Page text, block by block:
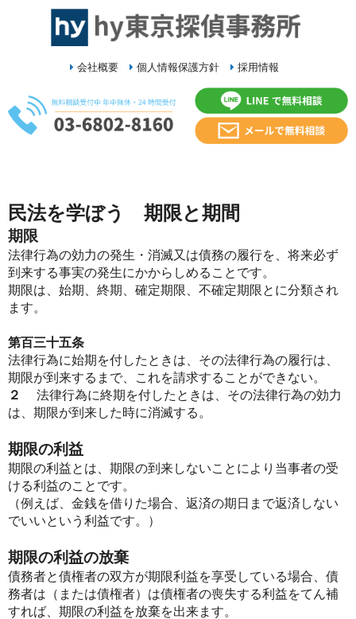
会社概要 個人情報保護方針 採用情報
民法を学ぼう 期限と期間
期限
法律行為の効力の発生・消滅又は債務の履行を、将来必ず
到来する事実の発生にかからしめることです。
期限は、始期、終期、確定期限、不確定期限とに分類され
ます。
第百三十五条
法律行為に始期を付したときは、その法律行為の履行は、
期限が到来するまで、これを請求することができない。
２
法律行為に終期を付したときは、その法律行為の効力
は、期限が到来した時に消滅する。
期限の利益
期限の利益とは、期限の到来しないことにより当事者の受
ける利益のことです。
（例えば、金銭を借りた場合、返済の期日まで返済しない
でいいという利益です。）
期限の利益の放棄
債務者と債権者の双方が期限利益を享受している場合、債
務者は（または債権者）は債権者の喪失する利益をてん補
すれば、期限の利益を放棄を出来ます。